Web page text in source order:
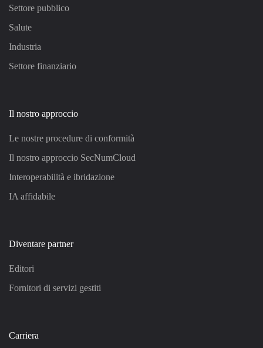
Settore pubblico
Salute
Industria
Settore finanziario
Il nostro approccio
Le nostre procedure di conformità
Il nostro approccio SecNumCloud
Interoperabilità e ibridazione
IA affidabile
Diventare partner
Editori
Fornitori di servizi gestiti
Carriera